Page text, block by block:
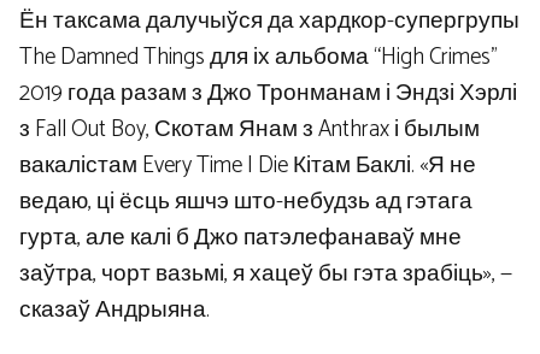
Ён таксама далучыўся да хардкор-супергрупы
The Damned Things для іх альбома “High Crimes”
2019 года разам з Джо Тронманам і Эндзі Хэрлі
з Fall Out Boy, Скотам Янам з Anthrax і былым
вакалістам Every Time I Die Кітам Баклі. «Я не
ведаю, ці ёсць яшчэ што-небудзь ад гэтага
гурта, але калі б Джо патэлефанаваў мне
заўтра, чорт вазьмі, я хацеў бы гэта зрабіць», —
сказаў Андрыяна.